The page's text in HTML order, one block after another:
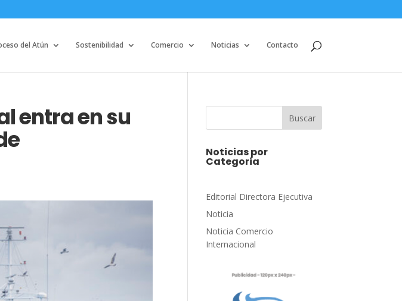
del Atún Sostenibilidad Comercio Noticias Contacto
entra en su Buscar
Noticias por
Categoria
Editorial Directora Ejecutiva
Noticia
Noticia Comercio
Internacional